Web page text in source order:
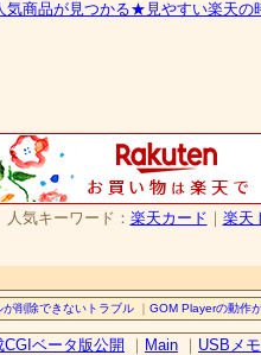
気商品が見つかる★見やすい楽天の
人気キーワード： 楽天カード ｜ 楽天
が削除できないトラブル GOM Playerの動作
ベータ版公開 ｜ Main ｜ USBメ